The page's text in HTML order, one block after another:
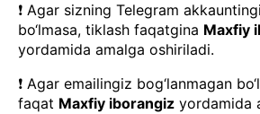
❗ Agar sizning Telegram
bo‘lmasa, tiklash faqatgina Maxfiy
yordamida amalga oshiriladi.
❗ Agar emailingiz bog‘lanmagan
faqat Maxfiy iborangiz yordamida